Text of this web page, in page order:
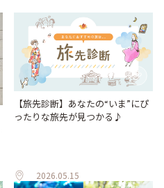
【旅先診断】あなたの“いま”にぴ
ったりな旅先が見つかる♪
2026.05.15